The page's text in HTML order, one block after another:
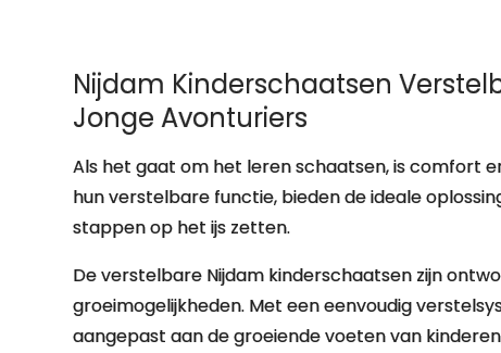
Nijdam Kinderschaatsen
Jonge Avonturiers
Als het gaat om het leren schaatsen, is comfort
hun verstelbare functie, bieden de ideale
stappen op het ijs zetten.
De verstelbare Nijdam kinderschaatsen zijn
groeimogelijkheden. Met een eenvoudig
aangepast aan de groeiende voeten van